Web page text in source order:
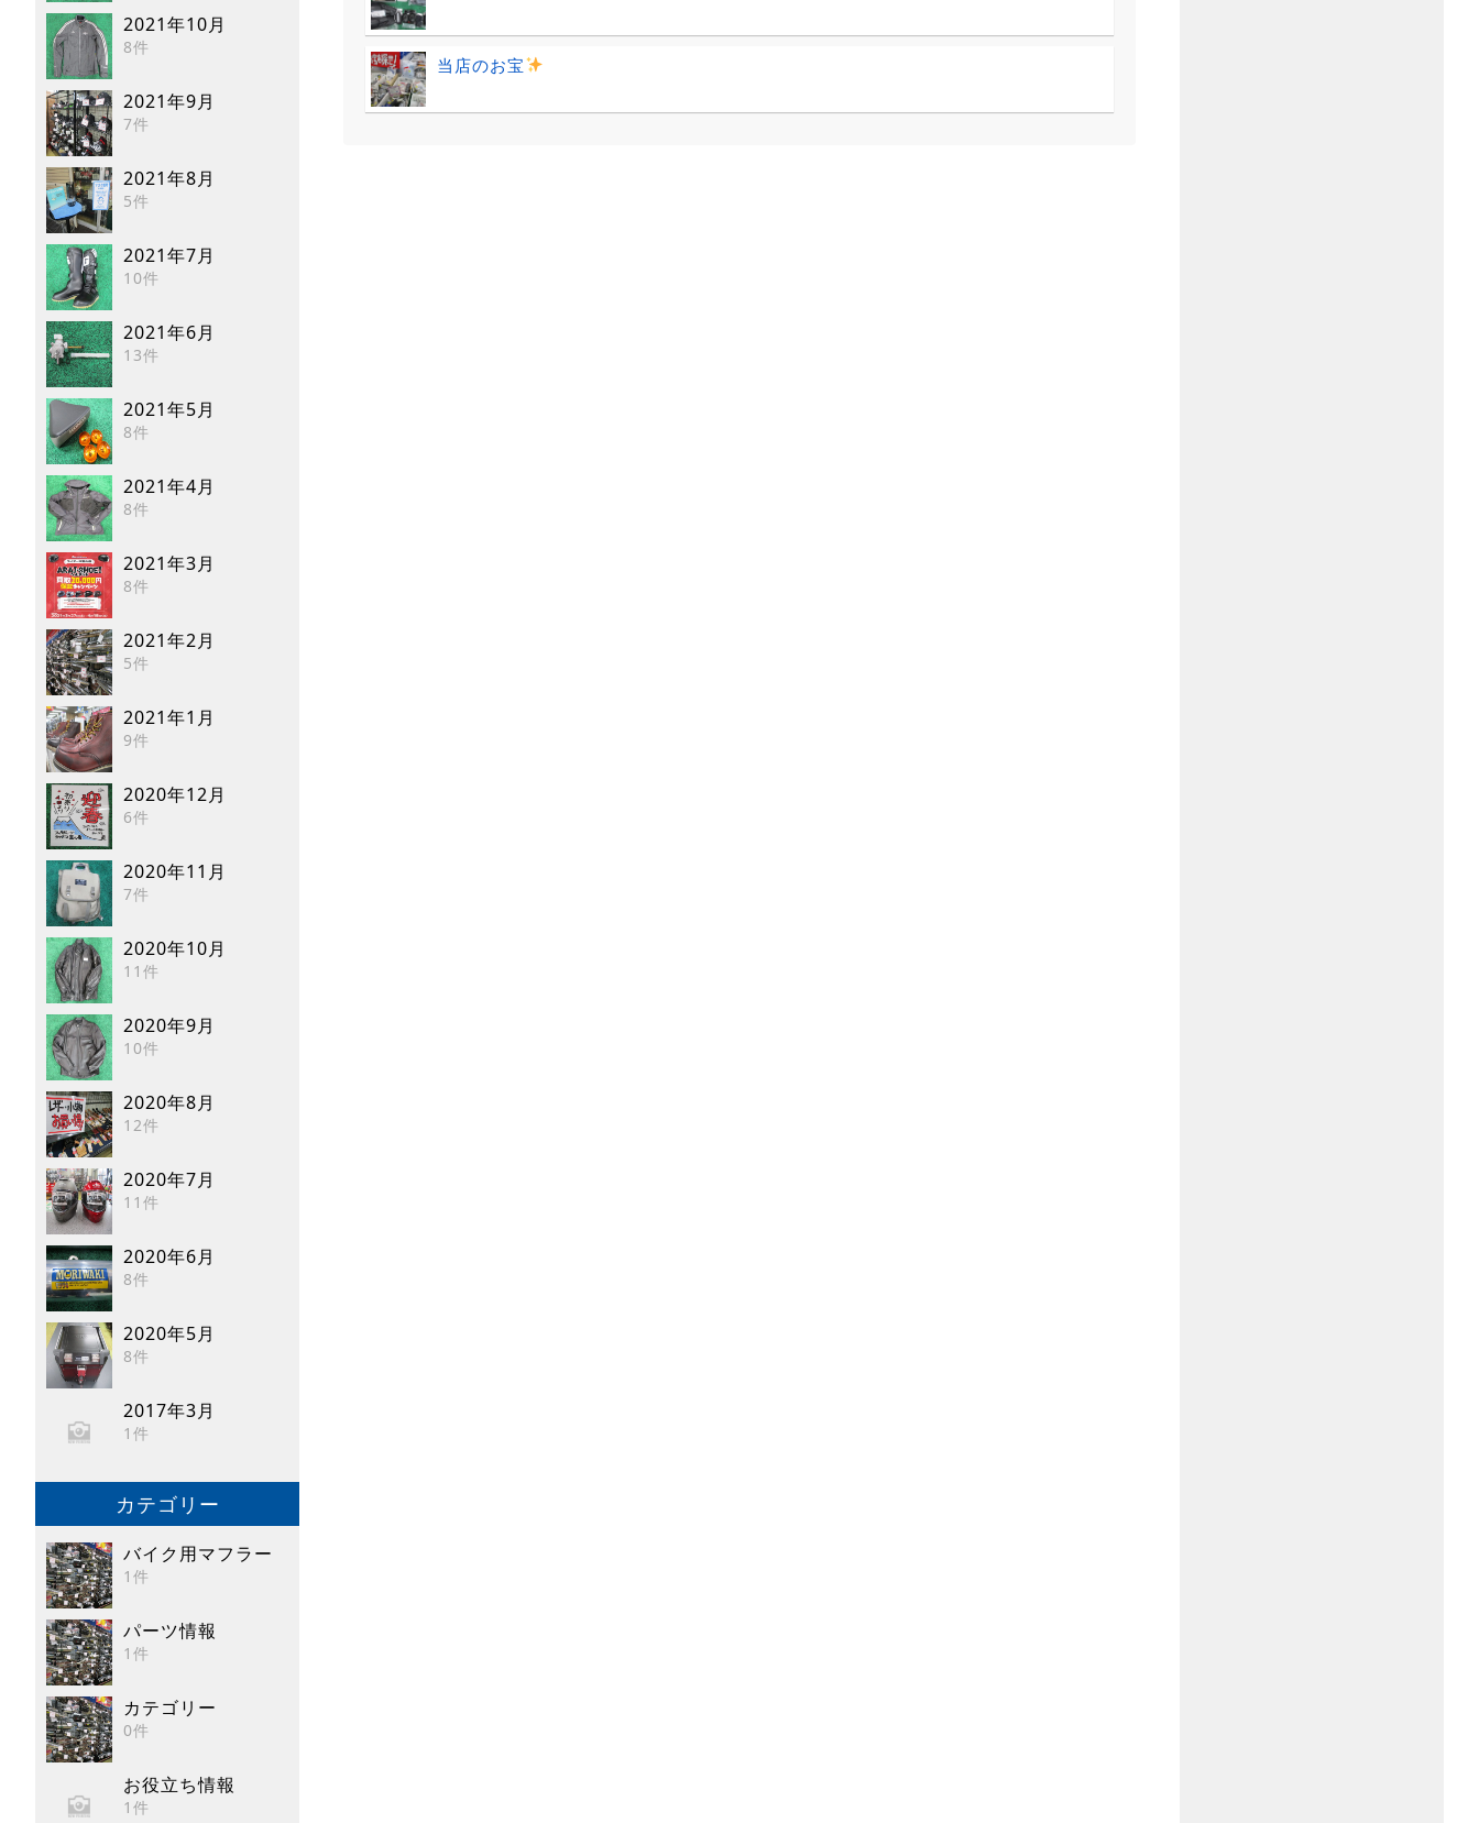
2021年10月
8件
2021年9月
7件
2021年8月
5件
2021年7月
10件
2021年6月
13件
2021年5月
8件
2021年4月
8件
2021年3月
8件
2021年2月
5件
2021年1月
9件
2020年12月
6件
2020年11月
7件
2020年10月
11件
2020年9月
10件
2020年8月
12件
2020年7月
11件
2020年6月
8件
2020年5月
8件
2017年3月
1件
カテゴリー
バイク用マフラー
1件
パーツ情報
1件
カテゴリー
0件
お役立ち情報
1件
当店のお宝